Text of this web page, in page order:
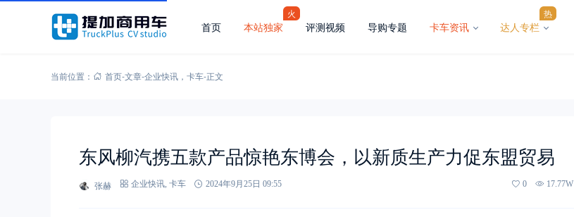
首页 本站独家
火
评测视频 导购专题 卡车资讯 达人专栏
热
当前位置： 首页-文章-企业快讯 ， 卡车-正文
东风柳汽携五款产品惊艳东博会，以新质生产力促东盟贸易
张赫 企业快讯 卡车 2024年9月25日 09:55 0 17.77W